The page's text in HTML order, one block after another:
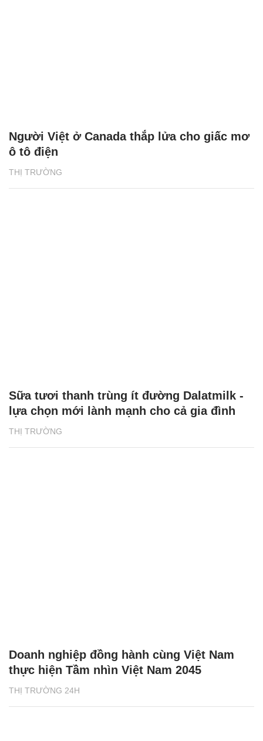
THỊ TRƯỜNG
Người Việt ở Canada thắp lửa cho giấc mơ
ô tô điện
THỊ TRƯỜNG
Sữa tươi thanh trùng ít đường Dalatmilk -
lựa chọn mới lành mạnh cho cả gia đình
THỊ TRƯỜNG 24H
Doanh nghiệp đồng hành cùng Việt Nam
thực hiện Tầm nhìn Việt Nam 2045